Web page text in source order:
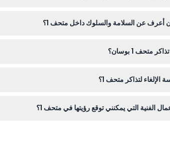
أعرف عن السلامة والسلوك داخل متحف 1؟
متحف 1 بوسان؟
لتذاكر متحف 1؟
الفنية التي يمكنني توقع رؤيتها في متحف 1؟